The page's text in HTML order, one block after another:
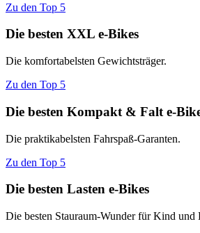
Zu den Top 5
Die besten XXL e-Bikes
Die komfortabelsten Gewichtsträger.
Zu den Top 5
Die besten Kompakt & Falt e-
Die praktikabelsten Fahrspaß-Garanten.
Zu den Top 5
Die besten Lasten e-Bikes
Die besten Stauraum-Wunder für Kind und